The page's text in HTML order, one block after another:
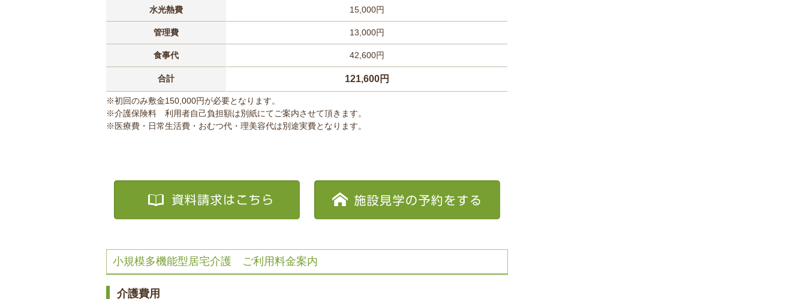
水光熱費 15,000円
管理費 13,000円
食事代 42,600円
合計 121,600円
※初回のみ敷金150,000円が必要となります。
※介護保険料 利用者自己負担額は別紙にてご案内させて頂きます。
※医療費・日常生活費・おむつ代・理美容代は別途実費となります。
小規模多機能型居宅介護 ご利用料金案内
介護費用